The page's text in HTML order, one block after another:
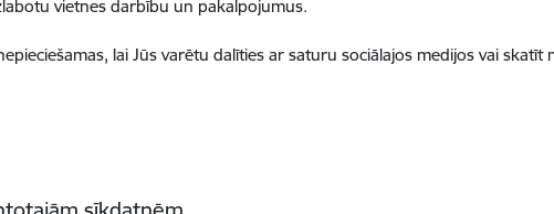
vietnes darbību un pakalpojumus.
lai Jūs varētu dalīties ar saturu sociālajos medijos vai